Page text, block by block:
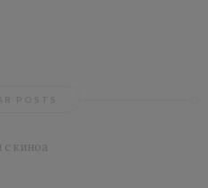
киноа